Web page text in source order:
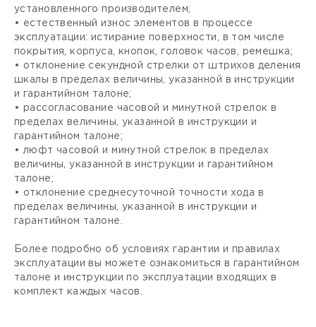
установленного производителем;
• естественный износ элементов в процессе
эксплуатации: истирание поверхности, в том числе
покрытия, корпуса, кнопок, головок часов, ремешка;
• отклонение секундной стрелки от штрихов деления
шкалы в пределах величины, указанной в инструкции
и гарантийном талоне;
• рассогласование часовой и минутной стрелок в
пределах величины, указанной в инструкции и
гарантийном талоне;
• люфт часовой и минутной стрелок в пределах
величины, указанной в инструкции и гарантийном
талоне;
• отклонение среднесуточной точности хода в
пределах величины, указанной в инструкции и
гарантийном талоне.
Более подробно об условиях гарантии и правилах
эксплуатации вы можете ознакомиться в гарантийном
талоне и инструкции по эксплуатации входящих в
комплект каждых часов.